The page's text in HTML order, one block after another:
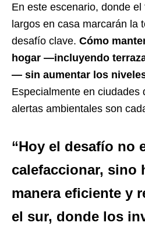
En este escenario, donde
largos en casa marcarán la
desafío clave. Cómo
hogar —incluyendo
— sin aumentar los
Especialmente en ciudades
alertas ambientales son
“Hoy el desafío no
calefaccionar, sino
manera eficiente y
el sur, donde los